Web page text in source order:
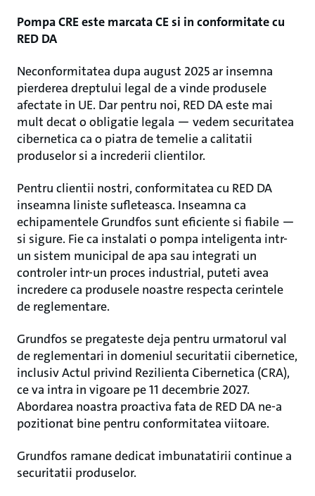
Pompa CRE este marcata CE si in conformitate cu
RED DA
Neconformitatea dupa august 2025 ar insemna
pierderea dreptului legal de a vinde produsele
afectate in UE. Dar pentru noi, RED DA este mai
mult decat o obligatie legala — vedem securitatea
cibernetica ca o piatra de temelie a calitatii
produselor si a increderii clientilor.
Pentru clientii nostri, conformitatea cu RED DA
inseamna liniste sufleteasca. Inseamna ca
echipamentele Grundfos sunt eficiente si fiabile —
si sigure. Fie ca instalati o pompa inteligenta intr-
un sistem municipal de apa sau integrati un
controler intr-un proces industrial, puteti avea
incredere ca produsele noastre respecta cerintele
de reglementare.
Grundfos se pregateste deja pentru urmatorul val
de reglementari in domeniul securitatii cibernetice,
inclusiv Actul privind Rezilienta Cibernetica (CRA),
ce va intra in vigoare pe 11 decembrie 2027.
Abordarea noastra proactiva fata de RED DA ne-a
pozitionat bine pentru conformitatea viitoare.
Grundfos ramane dedicat imbunatatirii continue a
securitatii produselor.